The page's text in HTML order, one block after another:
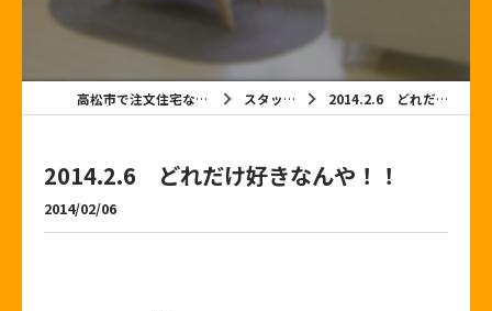
高松市で注文住宅なら有限会社黒石建設 スタッフブログ 2014.2.6 どれだけ好きなんや！！
2014.2.6 どれだけ好きなんや！！
2014/02/06